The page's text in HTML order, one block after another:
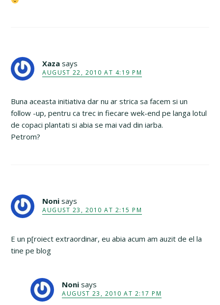
Xaza says
AUGUST 22, 2010 AT 4:19 PM
Buna aceasta initiativa dar nu ar strica sa facem si un
follow -up, pentru ca trec in fiecare wek-end pe langa lotul
de copaci plantati si abia se mai vad din iarba.
Petrom?
Noni says
AUGUST 23, 2010 AT 2:15 PM
E un p[roiect extraordinar, eu abia acum am auzit de el la
tine pe blog
Noni says
AUGUST 23, 2010 AT 2:17 PM